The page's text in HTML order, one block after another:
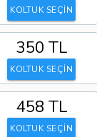
KOLTUK SEÇİN
350 TL
KOLTUK SEÇİN
458 TL
KOLTUK SEÇİN